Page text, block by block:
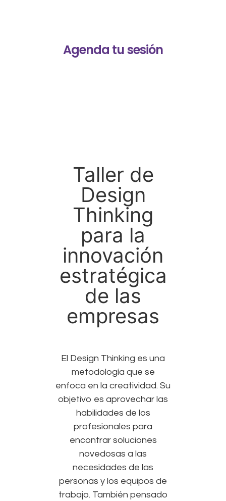
Agenda tu sesión
Taller de
Design
Thinking
para la
innovación
estratégica
de las
empresas
El Design Thinking es una
metodología que se
enfoca en la creatividad. Su
objetivo es aprovechar las
habilidades de los
profesionales para
encontrar soluciones
novedosas a las
necesidades de las
personas y los equipos de
trabajo. También pensado